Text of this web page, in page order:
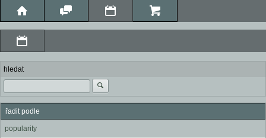
hledat
řadit podle
popularity